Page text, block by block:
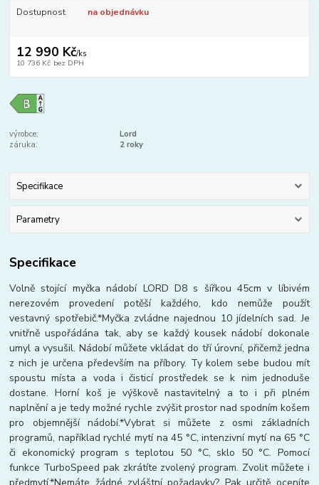
Dostupnost na objednávku
12 990 Kč/ks
10 736 Kč bez DPH
výrobce:
Lord
záruka:
2 roky
Specifikace
Parametry
Specifikace
Volně stojící myčka nádobí LORD D8 s šířkou 45cm v líbivém
nerezovém provedení potěší každého, kdo nemůže použít
vestavný spotřebič.*Myčka zvládne najednou 10 jídelních sad. Je
vnitřně uspořádána tak, aby se každý kousek nádobí dokonale
umyl a vysušil. Nádobí můžete vkládat do tří úrovní, přičemž jedna
z nich je určena především na příbory. Ty kolem sebe budou mít
spoustu místa a voda i čisticí prostředek se k nim jednoduše
dostane. Horní koš je výškově nastavitelný a to i při plném
naplnění a je tedy možné rychle zvýšit prostor nad spodním košem
pro objemnější nádobí.*Vybrat si můžete z osmi základních
programů, například rychlé mytí na 45 °C, intenzivní mytí na 65 °C
či ekonomický program s teplotou 50 °C, sklo 50 °C. Pomocí
funkce TurboSpeed pak zkrátíte zvolený program. Zvolit můžete i
předmytí.*Nemáte žádné zvláštní požadavky? Pak určitě oceníte